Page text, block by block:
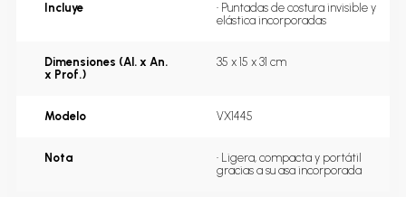
Incluye
• Puntadas de costura invisible y
elástica incorporadas
Dimensiones (Al. x An.
x Prof.)
35 x 15 x 31 cm
Modelo VX1445
Nota
• Ligera, compacta y portátil
gracias a su asa incorporada